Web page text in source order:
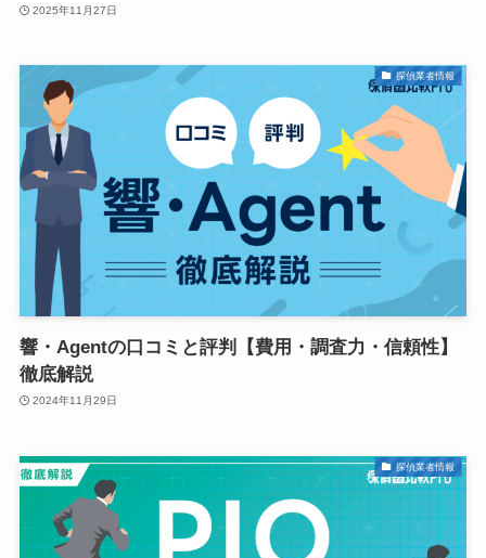
2025年11月27日
探偵業者情報
響・Agentの口コミと評判【費用・調査力・信頼性】
徹底解説
2024年11月29日
探偵業者情報